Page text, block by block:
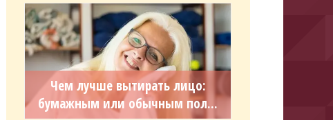
Чем лучше вытирать лицо:
бумажным или обычным пол...